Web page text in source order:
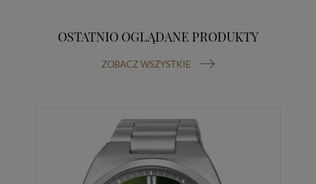
OSTATNIO OGLĄDANE PRODUKTY
ZOBACZ WSZYSTKIE